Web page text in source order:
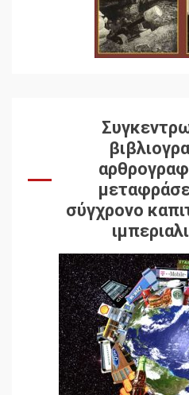
σύγχρονο